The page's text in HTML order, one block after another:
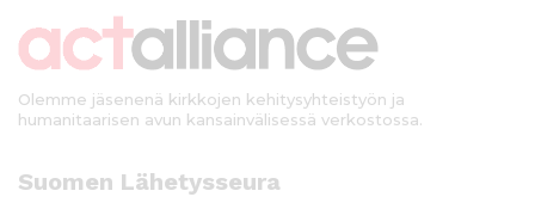
Olemme jäsenenä kirkkojen kehitysyhteistyön ja
humanitaarisen avun kansainvälisessä verkostossa.
Suomen Lähetysseura